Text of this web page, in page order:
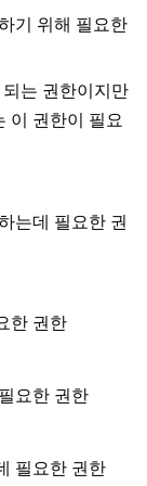
기 위해 필요한
는 권한이지만
이 권한이 필요
는데 필요한 권
한 권한
요한 권한
필요한 권한